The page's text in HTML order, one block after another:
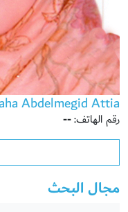
Abdelmegid Attia
رقم الهاتف:--
مجال البحث